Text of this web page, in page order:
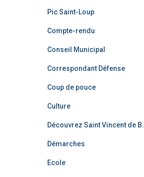
Pic Saint-Loup
Compte-rendu
Conseil Municipal
Correspondant Défense
Coup de pouce
Culture
Découvrez Saint Vincent de B.
Démarches
Ecole